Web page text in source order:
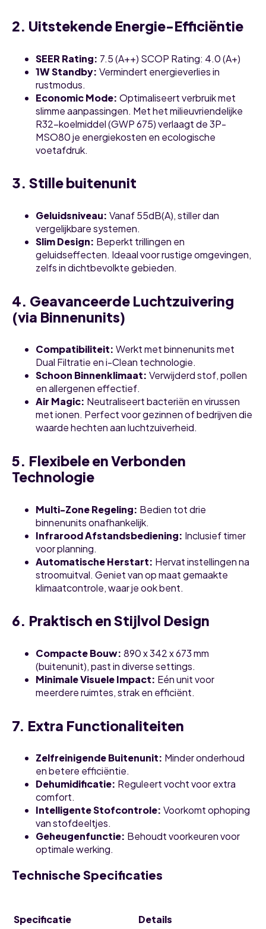
2. Uitstekende Energie-Efficiëntie
SEER Rating: 7.5 (A++) SCOP Rating: 4.0 (A+)
1W Standby: Vermindert energieverlies in
rustmodus.
Economic Mode: Optimaliseert verbruik met
slimme aanpassingen. Met het milieuvriendelijke
R32-koelmiddel (GWP 675) verlaagt de 3P-
MSO80 je energiekosten en ecologische
voetafdruk.
3. Stille buitenunit
Geluidsniveau: Vanaf 55dB(A), stiller dan
vergelijkbare systemen.
Slim Design: Beperkt trillingen en
geluidseffecten. Ideaal voor rustige omgevingen,
zelfs in dichtbevolkte gebieden.
4. Geavanceerde Luchtzuivering
(via Binnenunits)
Compatibiliteit: Werkt met binnenunits met
Dual Filtratie en i-Clean technologie.
Schoon Binnenklimaat: Verwijderd stof, pollen
en allergenen effectief.
Air Magic: Neutraliseert bacteriën en virussen
met ionen. Perfect voor gezinnen of bedrijven die
waarde hechten aan luchtzuiverheid.
5. Flexibele en Verbonden
Technologie
Multi-Zone Regeling: Bedien tot drie
binnenunits onafhankelijk.
Infrarood Afstandsbediening: Inclusief timer
voor planning.
Automatische Herstart: Hervat instellingen na
stroomuitval. Geniet van op maat gemaakte
klimaatcontrole, waar je ook bent.
6. Praktisch en Stijlvol Design
Compacte Bouw: 890 x 342 x 673 mm
(buitenunit), past in diverse settings.
Minimale Visuele Impact: Eén unit voor
meerdere ruimtes, strak en efficiënt.
7. Extra Functionaliteiten
Zelfreinigende Buitenunit: Minder onderhoud
en betere efficiëntie.
Dehumidificatie: Reguleert vocht voor extra
comfort.
Intelligente Stofcontrole: Voorkomt ophoping
van stofdeeltjes.
Geheugenfunctie: Behoudt voorkeuren voor
optimale werking.
Technische Specificaties
Specificatie Details